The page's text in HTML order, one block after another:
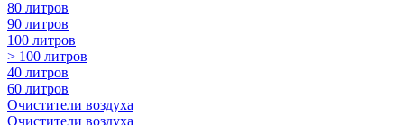
80 литров
90 литров
100 литров
> 100 литров
40 литров
60 литров
Очистители воздуха
Очистители воздуха